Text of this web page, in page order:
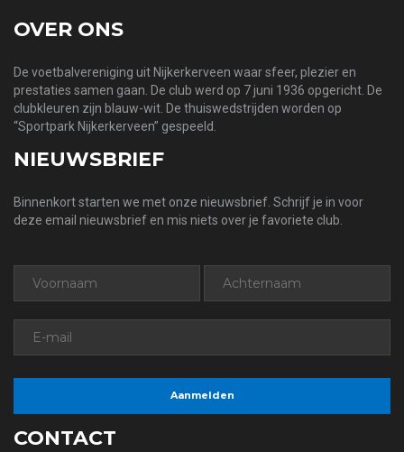
OVER ONS
De voetbalvereniging uit Nijkerkerveen waar sfeer, plezier en
prestaties samen gaan. De club werd op 7 juni 1936 opgericht. De
clubkleuren zijn blauw-wit. De thuiswedstrijden worden op
“Sportpark Nijkerkerveen” gespeeld.
NIEUWSBRIEF
Binnenkort starten we met onze nieuwsbrief. Schrijf je in voor
deze email nieuwsbrief en mis niets over je favoriete club.
CONTACT